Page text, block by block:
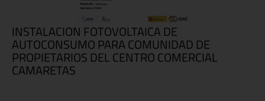
INSTALACION FOTOVOLTAICA DE
AUTOCONSUMO PARA COMUNIDAD DE
PROPIETARIOS DEL CENTRO COMERCIAL
CAMARETAS